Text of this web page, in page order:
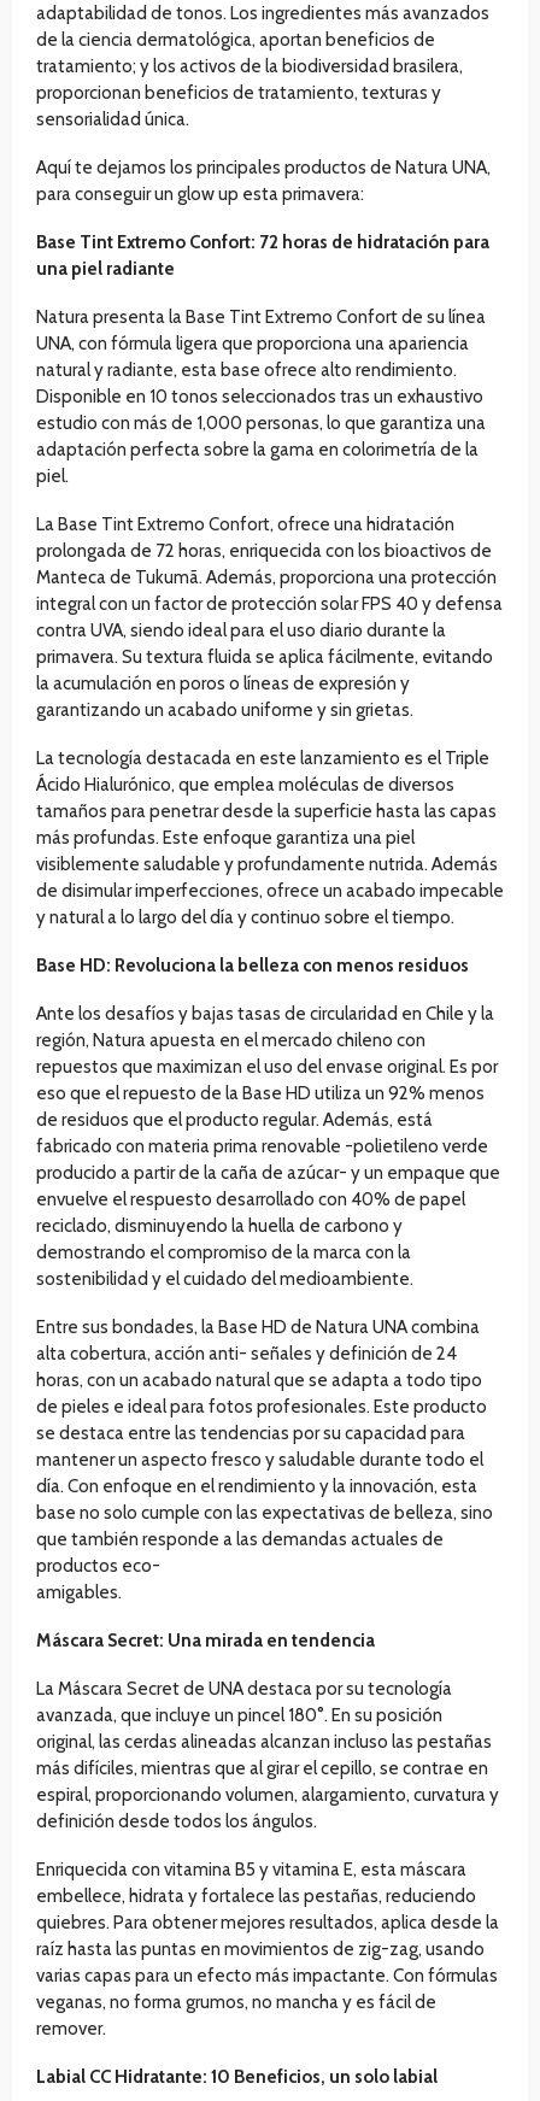
adaptabilidad de tonos. Los ingredientes más avanzados
de la ciencia dermatológica, aportan beneficios de
tratamiento; y los activos de la biodiversidad brasilera,
proporcionan beneficios de tratamiento, texturas y
sensorialidad única.
Aquí te dejamos los principales productos de Natura UNA,
para conseguir un glow up esta primavera:
Base Tint Extremo Confort: 72 horas de hidratación para
una piel radiante
Natura presenta la Base Tint Extremo Confort de su línea
UNA, con fórmula ligera que proporciona una apariencia
natural y radiante, esta base ofrece alto rendimiento.
Disponible en 10 tonos seleccionados tras un exhaustivo
estudio con más de 1,000 personas, lo que garantiza una
adaptación perfecta sobre la gama en colorimetría de la
piel.
La Base Tint Extremo Confort, ofrece una hidratación
prolongada de 72 horas, enriquecida con los bioactivos de
Manteca de Tukumã. Además, proporciona una protección
integral con un factor de protección solar FPS 40 y defensa
contra UVA, siendo ideal para el uso diario durante la
primavera. Su textura fluida se aplica fácilmente, evitando
la acumulación en poros o líneas de expresión y
garantizando un acabado uniforme y sin grietas.
La tecnología destacada en este lanzamiento es el Triple
Ácido Hialurónico, que emplea moléculas de diversos
tamaños para penetrar desde la superficie hasta las capas
más profundas. Este enfoque garantiza una piel
visiblemente saludable y profundamente nutrida. Además
de disimular imperfecciones, ofrece un acabado impecable
y natural a lo largo del día y continuo sobre el tiempo.
Base HD: Revoluciona la belleza con menos residuos
Ante los desafíos y bajas tasas de circularidad en Chile y la
región, Natura apuesta en el mercado chileno con
repuestos que maximizan el uso del envase original. Es por
eso que el repuesto de la Base HD utiliza un 92% menos
de residuos que el producto regular. Además, está
fabricado con materia prima renovable -polietileno verde
producido a partir de la caña de azúcar- y un empaque que
envuelve el respuesto desarrollado con 40% de papel
reciclado, disminuyendo la huella de carbono y
demostrando el compromiso de la marca con la
sostenibilidad y el cuidado del medioambiente.
Entre sus bondades, la Base HD de Natura UNA combina
alta cobertura, acción anti- señales y definición de 24
horas, con un acabado natural que se adapta a todo tipo
de pieles e ideal para fotos profesionales. Este producto
se destaca entre las tendencias por su capacidad para
mantener un aspecto fresco y saludable durante todo el
día. Con enfoque en el rendimiento y la innovación, esta
base no solo cumple con las expectativas de belleza, sino
que también responde a las demandas actuales de
productos eco-
amigables.
Máscara Secret: Una mirada en tendencia
La Máscara Secret de UNA destaca por su tecnología
avanzada, que incluye un pincel 180°. En su posición
original, las cerdas alineadas alcanzan incluso las pestañas
más difíciles, mientras que al girar el cepillo, se contrae en
espiral, proporcionando volumen, alargamiento, curvatura y
definición desde todos los ángulos.
Enriquecida con vitamina B5 y vitamina E, esta máscara
embellece, hidrata y fortalece las pestañas, reduciendo
quiebres. Para obtener mejores resultados, aplica desde la
raíz hasta las puntas en movimientos de zig-zag, usando
varias capas para un efecto más impactante. Con fórmulas
veganas, no forma grumos, no mancha y es fácil de
remover.
Labial CC Hidratante: 10 Beneficios, un solo labial